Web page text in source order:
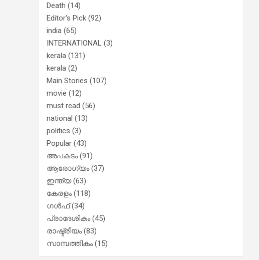
Death (14)
Editor's Pick (92)
india (65)
INTERNATIONAL (3)
kerala (131)
kerala (2)
Main Stories (107)
movie (12)
must read (56)
national (13)
politics (3)
Popular (43)
അപകടം(91)
ആരോഗ്യം(37)
ഇന്ത്യ(63)
കേരളം(118)
ഗൾഫ്(34)
പ്രാദേശികം(45)
രാഷ്ട്രീയം(83)
സാമ്പത്തികം(15)